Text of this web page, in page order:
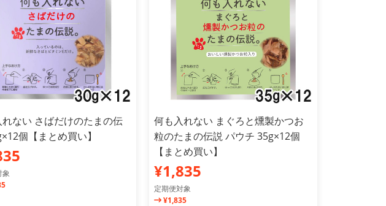
ない さばだけのたまの伝
個【まとめ買い】
象
何も入れない まぐろと燻製かつお
粒のたまの伝説 パウチ 35g×12個
【まとめ買い】
¥1,835
定期便対象
¥1,835